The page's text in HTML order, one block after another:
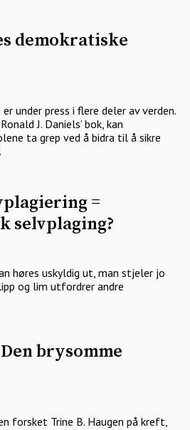
demokratiske
under press i flere deler av verden.
J. Daniels’ bok, kan
ta grep ved å bidra til å sikre
=
selvplaging?
høres uskyldig ut, man stjeler jo
og lim utfordrer andre
brysomme
forsket Trine B. Haugen på kreft,